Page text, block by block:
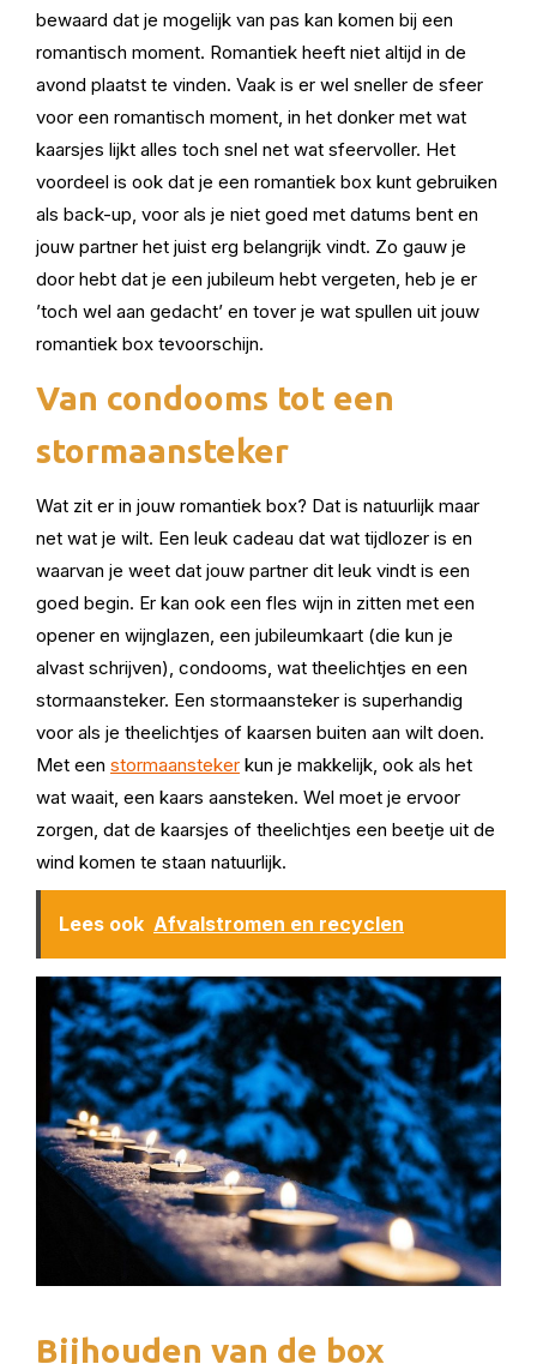
bewaard dat je mogelijk van pas kan komen bij een
romantisch moment. Romantiek heeft niet altijd in de
avond plaatst te vinden. Vaak is er wel sneller de sfeer
voor een romantisch moment, in het donker met wat
kaarsjes lijkt alles toch snel net wat sfeervoller. Het
voordeel is ook dat je een romantiek box kunt gebruiken
als back-up, voor als je niet goed met datums bent en
jouw partner het juist erg belangrijk vindt. Zo gauw je
door hebt dat je een jubileum hebt vergeten, heb je er
’toch wel aan gedacht’ en tover je wat spullen uit jouw
romantiek box tevoorschijn.
Van condooms tot een
stormaansteker
Wat zit er in jouw romantiek box? Dat is natuurlijk maar
net wat je wilt. Een leuk cadeau dat wat tijdlozer is en
waarvan je weet dat jouw partner dit leuk vindt is een
goed begin. Er kan ook een fles wijn in zitten met een
opener en wijnglazen, een jubileumkaart (die kun je
alvast schrijven), condooms, wat theelichtjes en een
stormaansteker. Een stormaansteker is superhandig
voor als je theelichtjes of kaarsen buiten aan wilt doen.
Met een stormaansteker kun je makkelijk, ook als het
wat waait, een kaars aansteken. Wel moet je ervoor
zorgen, dat de kaarsjes of theelichtjes een beetje uit de
wind komen te staan natuurlijk.
Lees ook Afvalstromen en recyclen
Bijhouden van de box